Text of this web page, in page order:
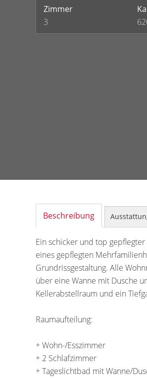
Zimmer
3
Beschreibung
Ein schicker und top
eines gepflegten
Grundrissgestaltung. Alle
über eine Wanne mit Dusche
Kellerabstellraum und ein
Raumaufteilung:
+ Wohn-/Esszimmer
+ 2 Schlafzimmer
+ Tageslichtbad mit Wanne/